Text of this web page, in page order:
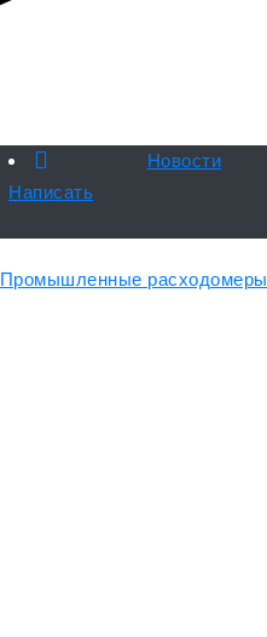
Написать
Новости
Промышленные расходомеры